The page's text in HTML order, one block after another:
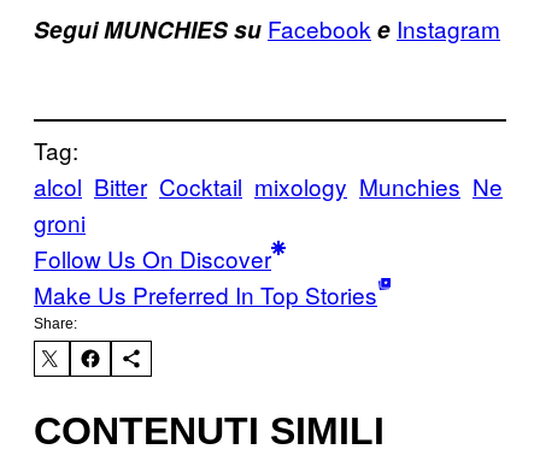
Segui MUNCHIES su Facebook e Instagram
Tag:
alcol Bitter Cocktail mixology Munchies Ne
groni
Follow Us On Discover
Make Us Preferred In Top Stories
Share:
CONTENUTI SIMILI